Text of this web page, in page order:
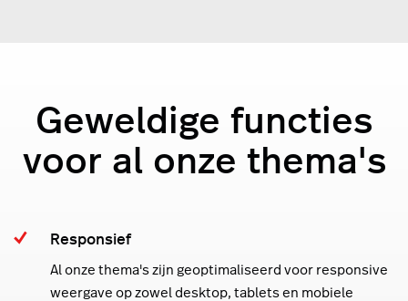
Geweldige functies
voor al onze thema's
Responsief
Al onze thema's zijn geoptimaliseerd voor responsive
weergave op zowel desktop, tablets en mobiele